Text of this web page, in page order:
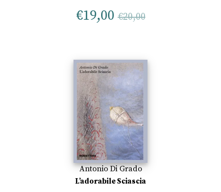
€19,00 €20,00
Antonio Di Grado
L’adorabile Sciascia